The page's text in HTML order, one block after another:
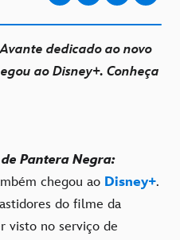
dedicado ao novo
ao Disney+. Conheça
Pantera Negra:
chegou ao Disney+.
do filme da
visto no serviço de